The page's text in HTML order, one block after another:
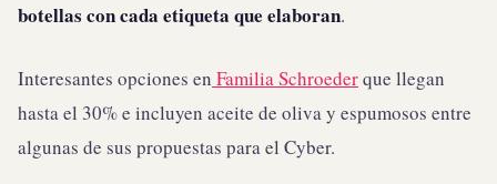
botellas con cada etiqueta que elaboran.
Interesantes opciones en Familia Schroederque llegan
hasta el 30% e incluyen aceite de oliva y espumosos entre
algunas de sus propuestas para el Cyber.